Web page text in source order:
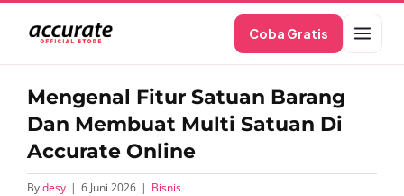
content
Coba Gratis
Mengenal Fitur Satuan Barang
Dan Membuat Multi Satuan Di
Accurate Online
Bydesy | 6 Juni 2026 | Bisnis